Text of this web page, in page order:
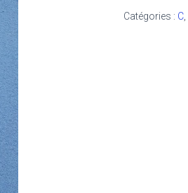
Catégories : C